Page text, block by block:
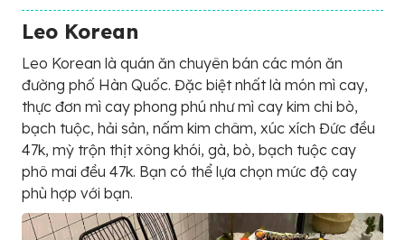
Leo Korean
Leo Korean là quán ăn chuyên bán các món ăn
đường phố Hàn Quốc. Đặc biệt nhất là món mì cay,
thực đơn mì cay phong phú như mì cay kim chi bò,
bạch tuộc, hải sản, nấm kim châm, xúc xích Đức đều
47k, mỳ trộn thịt xông khói, gà, bò, bạch tuộc cay
phô mai đều 47k. Bạn có thể lựa chọn mức độ cay
phù hợp với bạn.